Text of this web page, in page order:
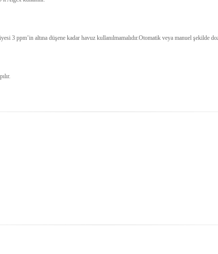
3 ppm’in altına düşene kadar havuz kullanılmamalıdır.Otomatik veya manuel şekilde